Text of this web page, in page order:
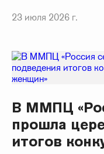
23 июля 2026 г.
В ММПЦ
прошла
итогов